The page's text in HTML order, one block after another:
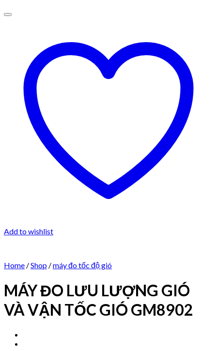
Add to wishlist
Home /Shop /máy đo tốc độ gió
MÁY ĐO LƯU LƯỢNG GIÓ
VÀ VẬN TỐC GIÓ GM8902